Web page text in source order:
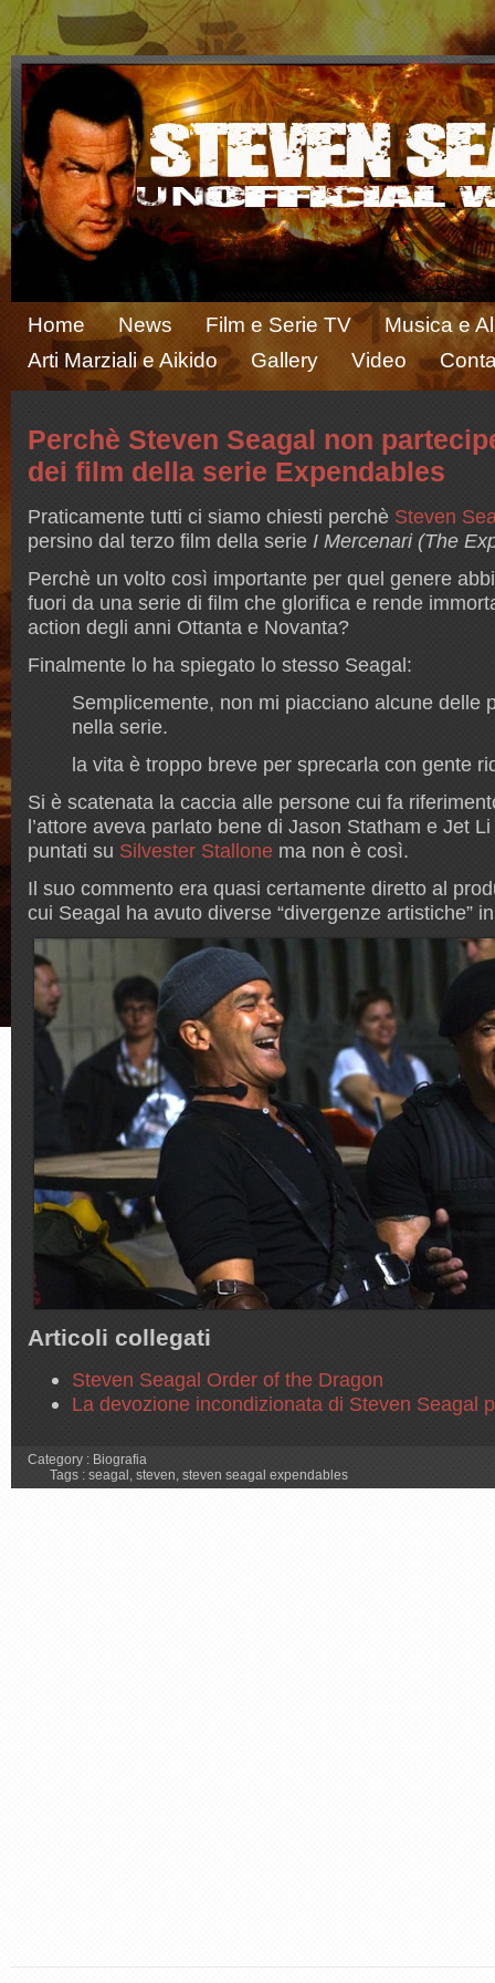
Home News Film e Serie TV
Musica e
Arti Marziali e Aikido
Gallery Video
Perchè Steven Seagal non
dei film della serie Expendables
Praticamente tutti ci siamo chiesti perchè Steven
persino dal terzo film della serie I Mercenari (The
Perchè un volto così importante per quel genere
fuori da una serie di film che glorifica e rende
action degli anni Ottanta e Novanta?
Finalmente lo ha spiegato lo stesso Seagal:
Semplicemente, non mi piacciano alcune delle
nella serie.
la vita è troppo breve per sprecarla con gente
Si è scatenata la caccia alle persone cui fa
l’attore aveva parlato bene di Jason Statham e Jet
puntati su Silvester Stallone ma non è così.
Il suo commento era quasi certamente diretto al
cui Seagal ha avuto diverse “divergenze artistiche”
Articoli collegati
Steven Seagal Order of the Dragon
La devozione incondizionata di Steven Seagal
Category : Biografia
Tags : seagal , steven, steven seagal expendables